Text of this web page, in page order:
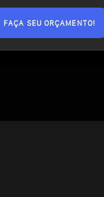
FAÇA SEU ORÇAMENTO!